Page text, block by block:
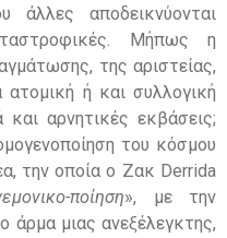
άλλες αποδεικνύονται
Μήπως η
της αριστείας,
ατομική ή και συλλογική
αρνητικές εκβάσεις;
του κόσμου
την οποία ο Ζακ Derrida
ποίηση», με την
άρμα μιας ανεξέλεγκτης,